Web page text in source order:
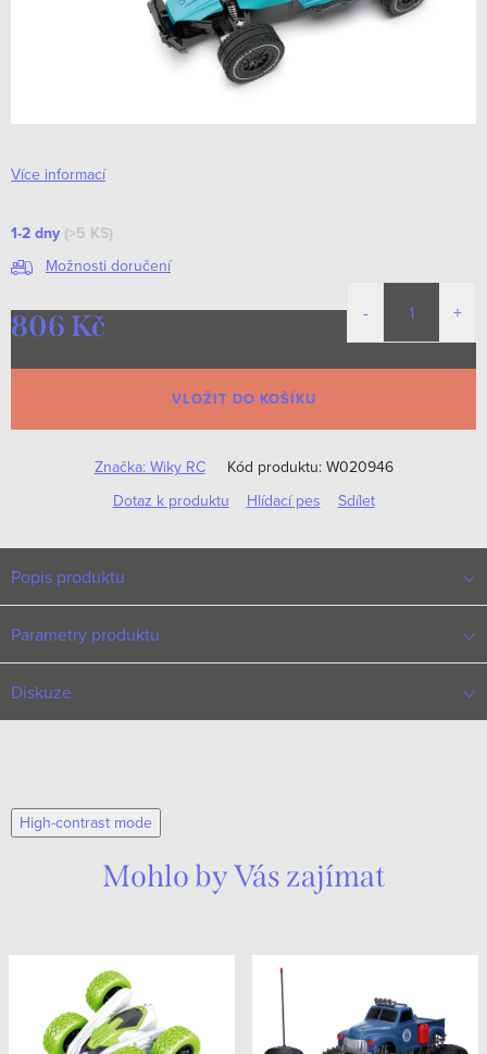
Více informací
1-2 dny (>5 KS)
Možnosti doručení
806 Kč
cena:
VLOŽIT DO KOŠÍKU
Značka: Wiky RC Kód produktu: W020946
Dotaz k produktu
Hlídací pes Sdílet
Popis produktu
Parametry produktu
Diskuze
High-contrast mode
Mohlo by Vás zajímat